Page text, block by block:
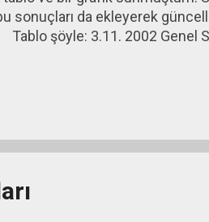
sonuçları da ekleyerek
şöyle: 3.11. 2002 Genel S.
ile 1,00 arasındaki